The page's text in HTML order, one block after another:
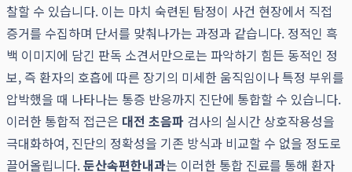
찰할 수 있습니다. 이는 마치 숙련된 탐정이 사건 현장에서 직접
증거를 수집하며 단서를 맞춰나가는 과정과 같습니다. 정적인 흑
백 이미지에 담긴 판독 소견서만으로는 파악하기 힘든 동적인 정
보, 즉 환자의 호흡에 따른 장기의 미세한 움직임이나 특정 부위를
압박했을 때 나타나는 통증 반응까지 진단에 통합할 수 있습니다.
이러한 통합적 접근은 대전 초음파 검사의 실시간 상호작용성을
극대화하여, 진단의 정확성을 기존 방식과 비교할 수 없을 정도로
끌어올립니다.둔산속편한내과는 이러한 통합 진료를 통해 환자